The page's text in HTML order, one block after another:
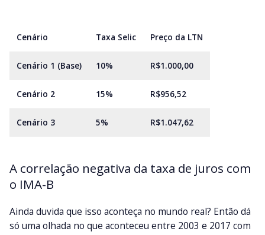
Cenário Taxa Selic Preço da LTN
Cenário 1 (Base) 10% R$1.000,00
Cenário 2 15% R$956,52
Cenário 3 5% R$1.047,62
A correlação negativa da taxa de juros com
o IMA-B
Ainda duvida que isso aconteça no mundo real? Então dá
só uma olhada no que aconteceu entre 2003 e 2017 com